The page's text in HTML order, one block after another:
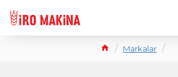
Markalar